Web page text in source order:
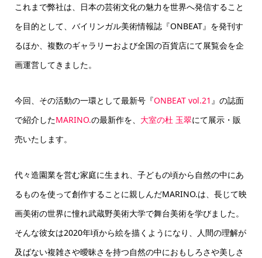
これまで弊社は、日本の芸術文化の魅力を世界へ発信すること
を目的として、バイリンガル美術情報誌『ONBEAT』を発刊す
るほか、 複数のギャラリーおよび全国の百貨店にて展覧会を企
画運営してきました。
今回、その活動の一環として最新号『ONBEAT vol.21 』の誌面
で紹介したMARINO.の最新作を、 大室の杜 玉翠にて展示・販
売いたします。
代々造園業を営む家庭に生まれ、 子どもの頃から自然の中にあ
るものを使って創作することに親しんだMARINO.は、長じて映
画美術の世界に憧れ武蔵野美術大学で舞台美術を学びました。
そんな彼女は2020年頃から絵を描くようになり、
人間の理解が
及ばない複雑さや曖昧さを持つ自然の中におもしろさや美しさ